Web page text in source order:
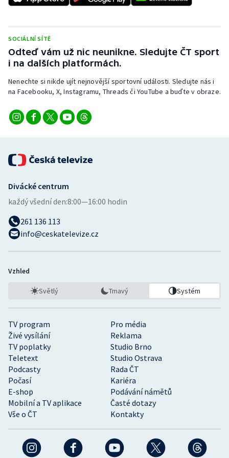
SOCIÁLNÍ SÍTĚ
Odteď vám už nic neunikne. Sledujte ČT sport
i na dalších platformách.
Nenechte si nikde ujít nejnovější sportovní události. Sledujte nás i
na Facebooku, X, Instagramu, Threads či YouTube a buďte v obraze.
TV program
Pro média
Živé vysílání
Reklama
TV poplatky
Studio Brno
Teletext
Studio Ostrava
Podcasty
Rada ČT
Počasí
Kariéra
E-shop
Podávání námětů
Mobilní a TV aplikace
Časté dotazy
Vše o ČT
Kontakty
Divácké centrum
každý všední den:8:00—16:00 hodin
261 136 113
info@ceskatelevize.cz
Vzhled
Světlý Tmavý Systém